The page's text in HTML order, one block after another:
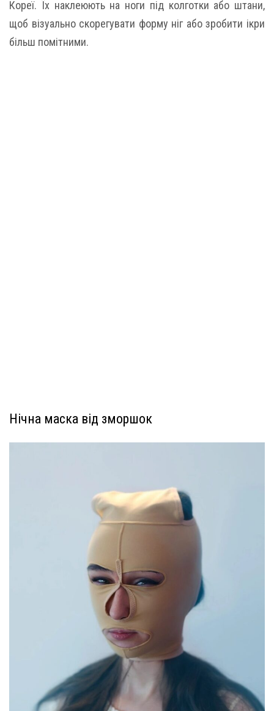
Кореї. Їх наклеюють на ноги під колготки або штани,
щоб візуально скорегувати форму ніг або зробити ікри
більш помітними.
Нічна маска від зморшок